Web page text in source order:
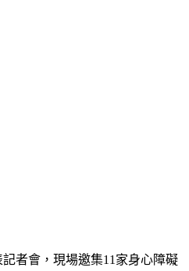
者會，現場邀集11家身心障礙